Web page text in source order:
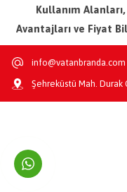
Kullanım Alanları,
Avantajları ve Fiyat
info@vatanbranda.com
Şehreküstü Mah. Durak